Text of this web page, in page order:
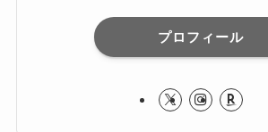
プロフィール